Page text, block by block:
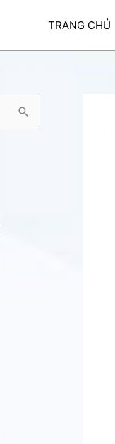
TRANG CHỦ